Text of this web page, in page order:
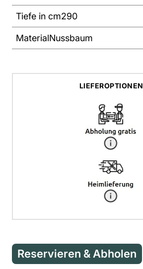
Tiefe in cm290
MaterialNussbaum
LIEFEROPTIONEN
Reservieren & Abholen